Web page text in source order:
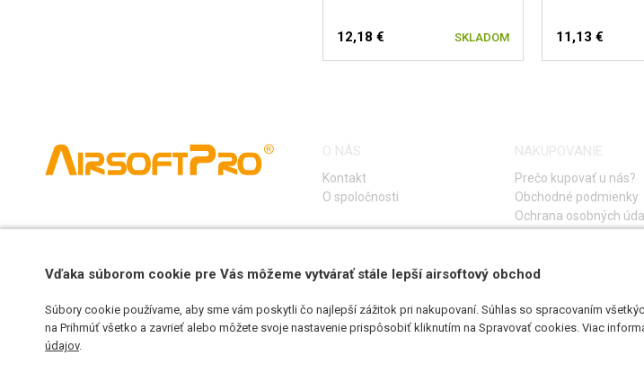
12,18 € SKLADOM 11,13 €
O NÁS
Kontakt
O spoločnosti
NAKUPOVANIE
Prečo kupovať u nás?
Obchodné podmienky
Ochrana osobných
Vďaka súborom cookie pre Vás môžeme vytvárať stále lepší airsoftový obchod
Súbory cookie používame, aby sme vám poskytli čo najlepší zážitok pri nakupovaní. Súhlas so spracovaním
na Prihmúť všetko a zavrieť alebo môžete svoje nastavenie prispôsobiť kliknutím na Spravovať cookies. Viac
údajov.